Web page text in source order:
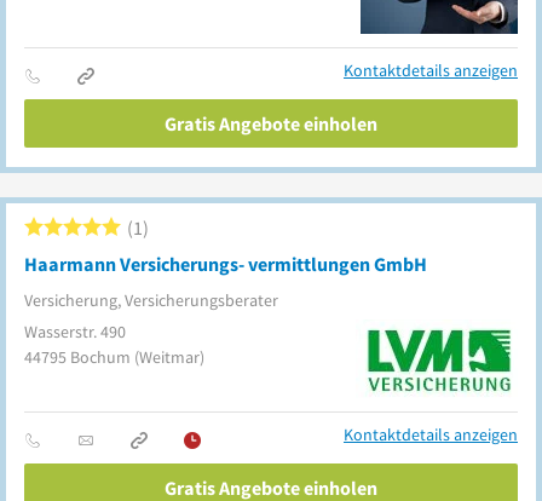
Kontaktdetails anzeigen
Gratis Angebote einholen
Haarmann Versicherungs- vermittlungen GmbH
Versicherung, Versicherungsberater
1
Wasserstr. 490
44795 Bochum (Weitmar)
Kontaktdetails anzeigen
Gratis Angebote einholen